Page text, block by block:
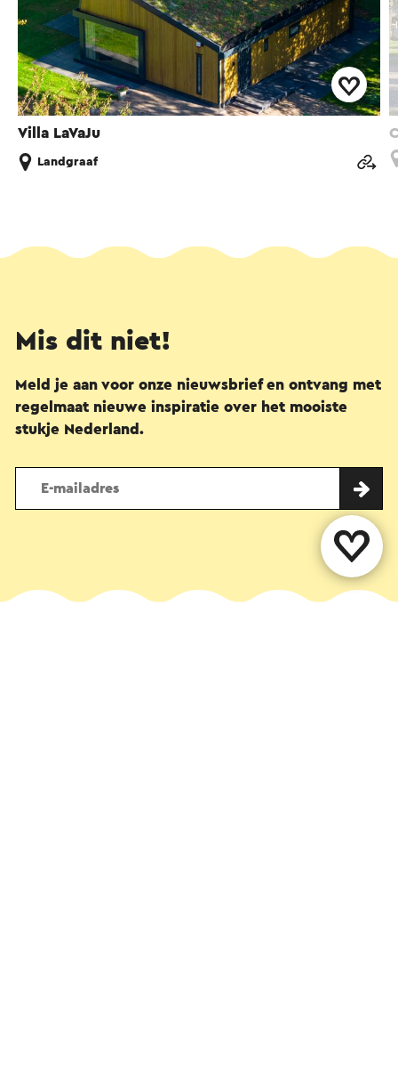
Villa LaVaJu
Landgraaf
Mis dit niet!
Meld je aan voor onze nieuwsbrief en ontvang met
regelmaat nieuwe inspiratie over het mooiste
stukje Nederland.